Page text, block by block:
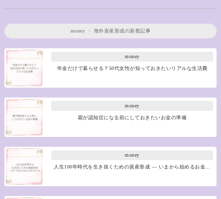
money ・ 海外資産形成の新着記事
money
年金だけで暮らせる？50代女性が知っておきたいリアルな生活費
money
親が認知症になる前にしておきたいお金の準備
money
人生100年時代を生き抜くための資産形成 ― いまから始めるお金…